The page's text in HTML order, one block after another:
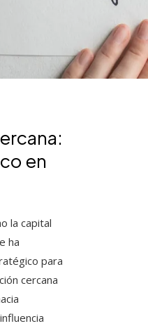
en
la capital
ha
para
cercana